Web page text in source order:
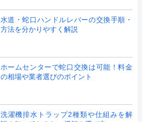
水道・蛇口ハンドルレバーの交換手順・
方法を分かりやすく解説
ホームセンターで蛇口交換は可能！料金
の相場や業者選びのポイント
洗濯機排水トラップ2種類や仕組みを解